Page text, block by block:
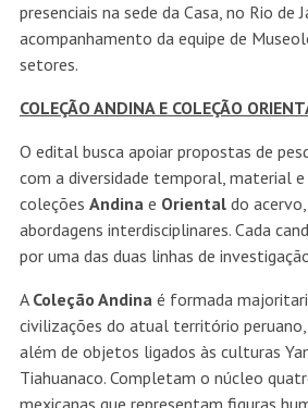
presenciais na sede da Casa, no Rio de
acompanhamento da equipe de
setores.
COLEÇÃO ANDINA E COLEÇÃO
O edital busca apoiar propostas de
com a diversidade temporal, material
coleções Andina e Oriental do
abordagens interdisciplinares. Cada
por uma das duas linhas de
A Coleção Andina é formada
civilizações do atual território peruano,
além de objetos ligados às culturas
Tiahuanaco. Completam o núcleo